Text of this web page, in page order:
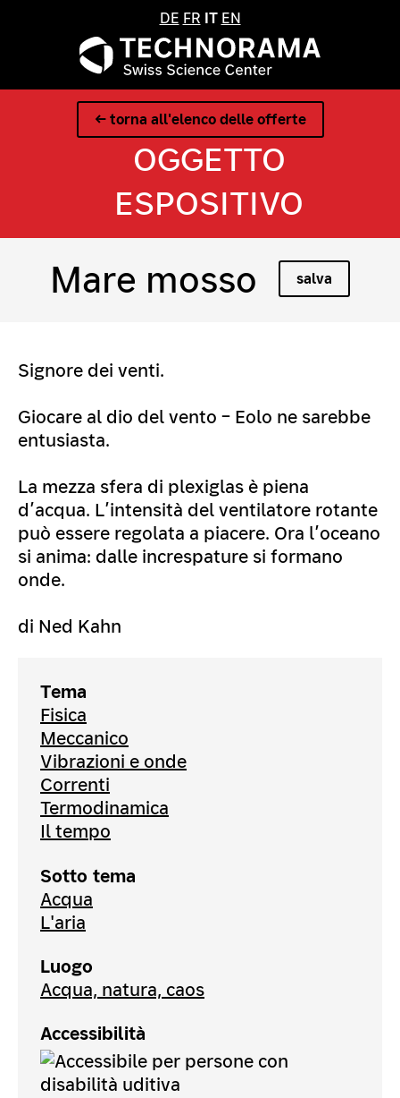
DE FR IT EN
← torna all'elenco delle offerte
OGGETTO
ESPOSITIVO
Mare mosso salva
Signore dei venti.
Giocare al dio del vento – Eolo ne sarebbe
entusiasta.
La mezza sfera di plexiglas è piena
d’acqua. L’intensità del ventilatore rotante
può essere regolata a piacere. Ora l’oceano
si anima: dalle increspature si formano
onde.
di Ned Kahn
Tema
Fisica
Meccanico
Vibrazioni e onde
Correnti
Termodinamica
Il tempo
Sotto tema
Acqua
L'aria
Luogo
Acqua, natura, caos
Accessibilità